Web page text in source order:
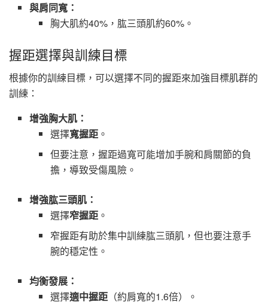
與肩同寬：
胸大肌約40%，肱三頭肌約60%。
握距選擇與訓練目標
根據你的訓練目標，可以選擇不同的握距來加強目標肌群的
訓練：
增強胸大肌：
選擇寬握距。
但要注意，握距過寬可能增加手腕和肩關節的負
擔，導致受傷風險。
增強肱三頭肌：
選擇窄握距。
窄握距有助於集中訓練肱三頭肌，但也要注意手
腕的穩定性。
均衡發展：
選擇適中握距（約肩寬的1.6倍）。